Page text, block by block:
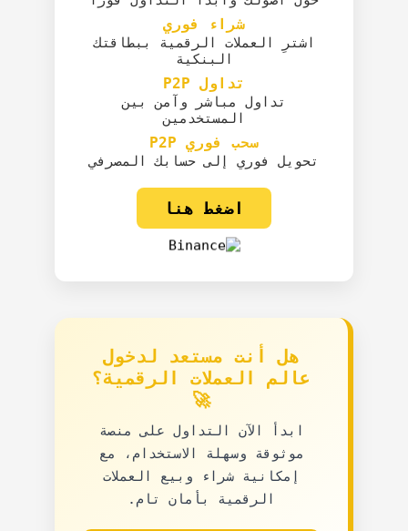
شراء فوري
اشترِ العملات الرقمية ببطاقتك
البنكية
تداول P2P
تداول مباشر وآمن بين
المستخدمين
سحب فوري P2P
تحويل فوري إلى حسابك المصرفي
اضغط هنا
هل أنت مستعد لدخول
عالم العملات الرقمية؟
🚀
ابدأ الآن التداول على منصة
موثوقة وسهلة الاستخدام، مع
إمكانية شراء وبيع العملات
الرقمية بأمان تام.